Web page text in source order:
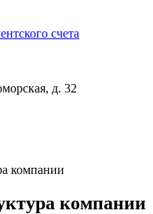
счета
д. 32
компании
компании